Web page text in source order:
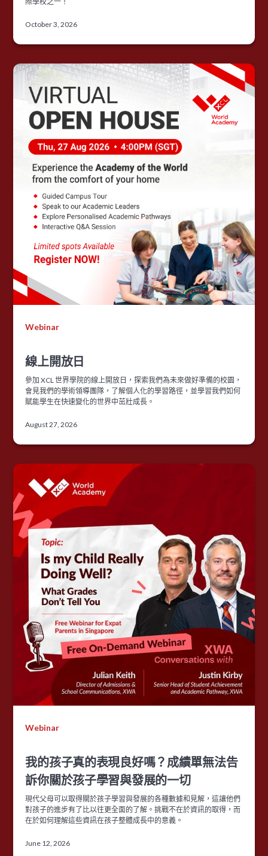
October 3, 2026
Webinar
線上開放日
參加 XCL 世界學院的線上開放日，探索我們為未來做好準備的校園，
會見我們的學術領導團隊，了解個人化的學習路徑，並學習我們如何
賦能學生在快速變化的世界中茁壯成長。
August 27, 2026
Webinar
我的孩子真的表現良好嗎？成績單無法告
訴你關於孩子學習與發展的一切
現代父母可以取得關於孩子學習與發展的各種數據和見解，這讓他們
對孩子的進步有了比以往更全面的了解。挑戰不在於資訊的取得，而
在於如何理解這些資訊在孩子整體成長中的意義。
June 12, 2026